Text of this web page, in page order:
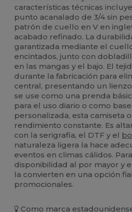
características técnicas
punto acanalado de 3/4 sin
patrón de cuello en V en
acabado refinado. La
garantizada mediante el
encintados, junto con
en las mangas y el bajo. El
durante la fabricación para
central, presentando un
se use como una prenda
para el uso diario o como
personalizada, esta camiseta
rendimiento constante. Es
con la serigrafía, el DTF y el
naturaleza ligera la hace
eventos en climas cálidos.
disponibilidad al por mayor y
la convierten en una opción
promocionales.
Como marca